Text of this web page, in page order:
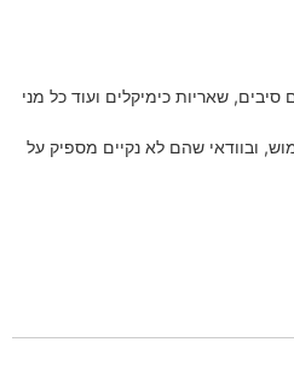
שאריות כימיקלים ועוד כל מני
ובוודאי שהם לא נקיים מספיק על